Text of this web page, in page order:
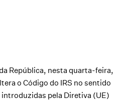
República, nesta quarta-feira,
o Código do IRS no sentido
pela Diretiva (UE)